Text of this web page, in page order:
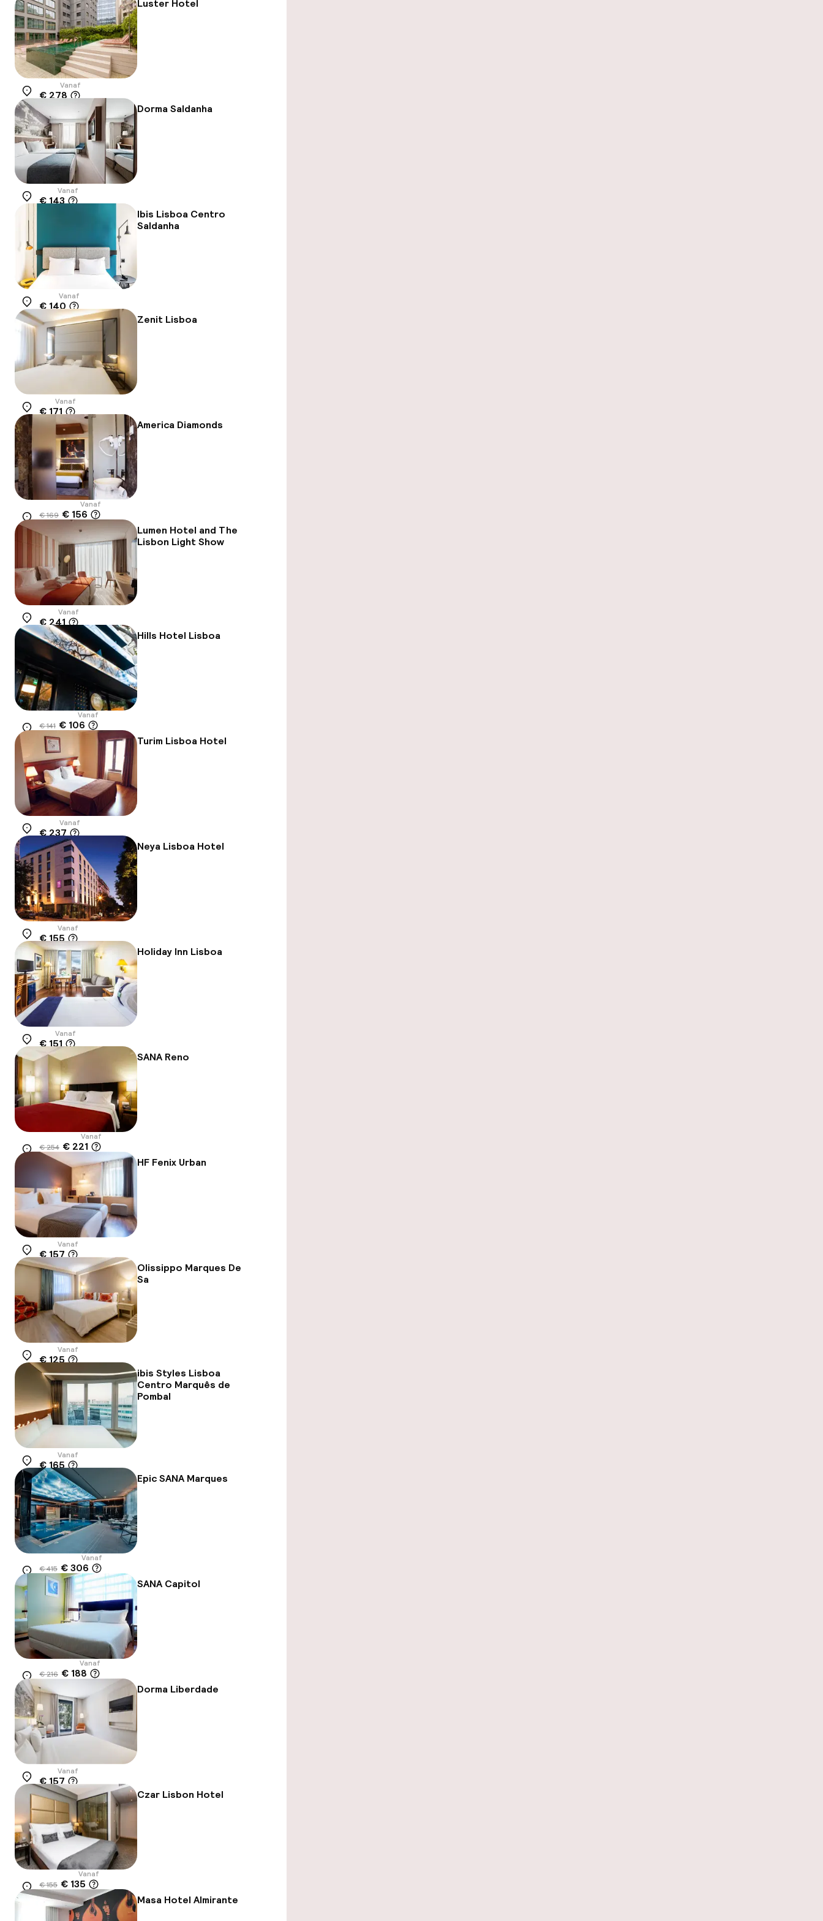
Luster Hotel
Locatie
Vanaf
€ 278
Dorma Saldanha
Locatie
Vanaf
€ 143
Ibis Lisboa Centro
Saldanha
Locatie
Vanaf
€ 140
Zenit Lisboa
Locatie
Vanaf
€ 171
America Diamonds
Locatie
Vanaf
€ 169 € 156
Lumen Hotel and The
Lisbon Light Show
Locatie
Vanaf
€ 241
Hills Hotel Lisboa
Locatie
Vanaf
€ 141 € 106
Turim Lisboa Hotel
Locatie
Vanaf
€ 237
Neya Lisboa Hotel
Locatie
Vanaf
€ 155
Holiday Inn Lisboa
Locatie
Vanaf
€ 151
SANA Reno
Locatie
Vanaf
€ 254 € 221
-13% HF Fenix Urban
Locatie
Vanaf
€ 157
Olissippo Marques De
Sa
Locatie
Vanaf
€ 125
ibis Styles Lisboa
Centro Marquês de
Pombal
Locatie
Vanaf
€ 165
Epic SANA Marques
Locatie
Vanaf
€ 415 € 306
-26% SANA Capitol
Locatie
Vanaf
€ 216 € 188
Dorma Liberdade
Locatie
Vanaf
€ 157
Czar Lisbon Hotel
Locatie
Vanaf
€ 155 € 135
-13% Masa Hotel Almirante